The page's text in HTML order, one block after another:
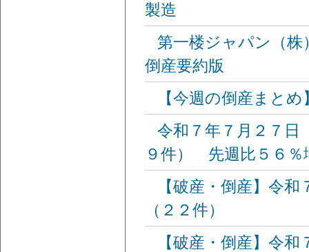
製造
第一楼ジャパン（
倒産要約版
【今週の倒産まと
令和７年７月２７
９件） 先週比５６％
【破産・倒産】令
（２２件）
【破産・倒産】令